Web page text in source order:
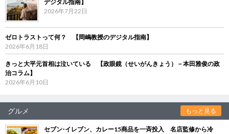
デジタル指南】
2026年7月22日
ゼロトラストって何？ 【岡嶋教授のデジタル指南】
2026年6月18日
きっと大平元首相は泣いている 【政眼鏡（せいがんきょう）－本田雅俊の政
治コラム】
2026年6月10日
グルメ もっと見る
セブン‐イレブン、カレー15商品を一斉投入 名店監修から冷